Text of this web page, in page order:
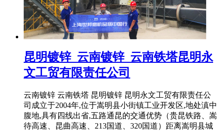
昆明镀锌_云南镀锌_云南铁塔昆明永
文工贸有限责任公司
云南镀锌 云南铁塔 昆明镀锌 昆明永文工贸有限责任公
司成立于2004年,位于嵩明县小街镇工业开发区,地处滇中
腹地,具有四线出省,五路通昆的交通优势（贵昆铁路、嵩
待高速、昆曲高速、213国道、320国道）距离嵩明县城